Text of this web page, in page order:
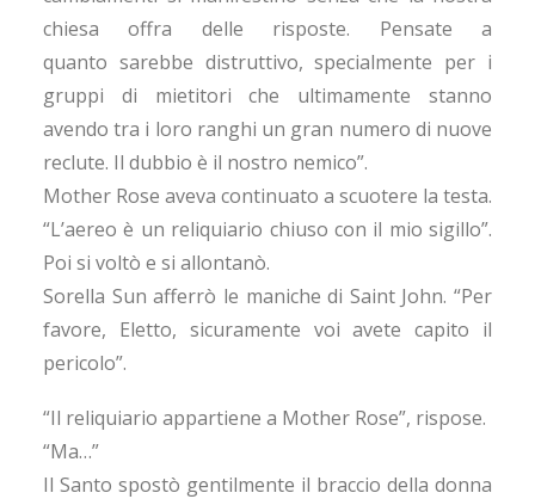
chiesa offra delle risposte. Pensate a
quanto sarebbe distruttivo, specialmente per i
gruppi di mietitori che ultimamente stanno
avendo tra i loro ranghi un gran numero di nuove
reclute. Il dubbio è il nostro nemico”.
Mother Rose aveva continuato a scuotere la testa.
“L’aereo è un reliquiario chiuso con il mio sigillo”.
Poi si voltò e si allontanò.
Sorella Sun afferrò le maniche di Saint John. “Per
favore, Eletto, sicuramente voi avete capito il
pericolo”.
“Il reliquiario appartiene a Mother Rose”, rispose.
“Ma…”
Il Santo spostò gentilmente il braccio della donna